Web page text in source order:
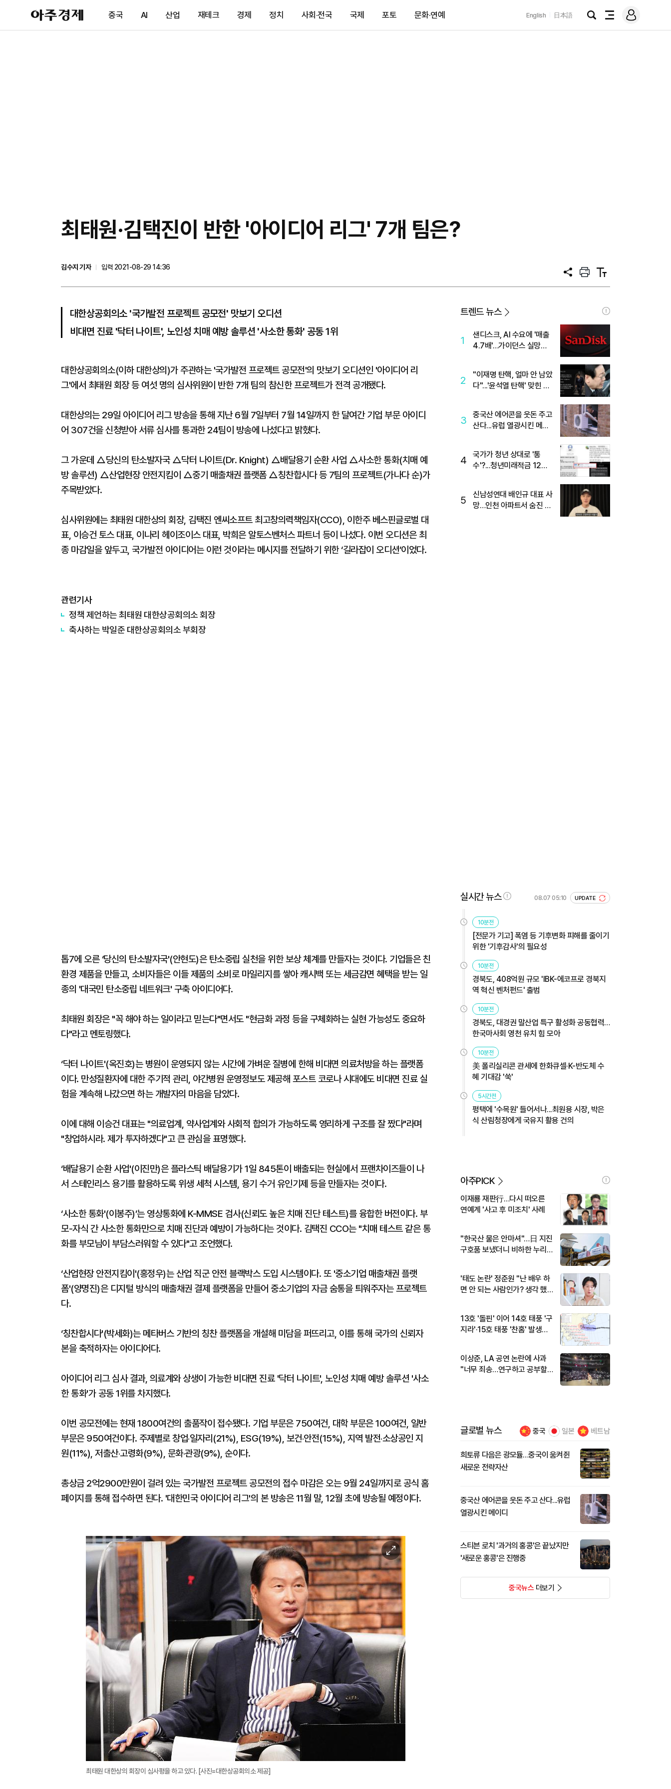
아
주
제
중국 AI 산업 재테크 경제 정치 사회·전국 국제 포토 문화·연예 English 日本語
검
전
메
그
최태원·김택진이 반한 '아이디어 리그' 7개 팀은?
김수지 기자
입력 2021-08-29 14:36
공
프
트
텍
트
대한상공회의소 '국가발전 프로젝트 공모전' 맛보기 오디션
비대면 진료 '닥터 나이트', 노인성 치매 예방 솔루션 '사소한 통화' 공동 1위
대한상공회의소(이하 대한상의)가 주관하는 '국가발전 프로젝트 공모전'의 맛보기 오디션인 '아이디어 리
그'에서 최태원 회장 등 여섯 명의 심사위원이 반한 7개 팀의 참신한 프로젝트가 전격 공개됐다.
대한상의는 29일 아이디어 리그 방송을 통해 지난 6월 7일부터 7월 14일까지 한 달여간 기업 부문 아이디
어 307건을 신청받아 서류 심사를 통과한 24팀이 방송에 나섰다고 밝혔다.
그 가운데 △당신의 탄소발자국 △닥터 나이트(Dr. Knight) △배달용기 순환 사업 △사소한 통화(치매 예
방 솔루션) △산업현장 안전지킴이 △중기 매출채권 플랫폼 △칭찬합시다 등 7팀의 프로젝트(가나다 순)가
주목받았다.
심사위원에는 최태원 대한상의 회장, 김택진 엔씨소프트 최고창의력책임자(CCO), 이한주 베스핀글로벌 대
표, 이승건 토스 대표, 이나리 헤이조이스 대표, 박희은 알토스벤처스 파트너 등이 나섰다. 이번 오디션은 최
종 마감일을 앞두고, 국가발전 아이디어는 이런 것이라는 메시지를 전달하기 위한 ‘길라잡이 오디션’이었다.
관련기사
정책 제언하는 ​​​​​​​최태원 대한상공회의소 회장
축사하는 ​​​​​​​박일준 대한상공회의소 부회장
톱7에 오른 ‘당신의 탄소발자국'(안현도)은 탄소중립 실천을 위한 보상 체계를 만들자는 것이다. 기업들은 친
환경 제품을 만들고, 소비자들은 이들 제품의 소비로 마일리지를 쌓아 캐시백 또는 세금감면 혜택을 받는 일
종의 '대국민 탄소중립 네트워크' 구축 아이디어다.
최태원 회장은 "꼭 해야 하는 일이라고 믿는다"면서도 "현금화 과정 등을 구체화하는 실현 가능성도 중요하
다"라고 멘토링했다.
‘닥터 나이트'(옥진호)는 병원이 운영되지 않는 시간에 가벼운 질병에 한해 비대면 의료처방을 하는 플랫폼
이다. 만성질환자에 대한 주기적 관리, 야간병원 운영정보도 제공해 포스트 코로나 시대에도 비대면 진료 실
험을 계속해 나갔으면 하는 개발자의 마음을 담았다.
이에 대해 이승건 대표는 "의료업계, 약사업계와 사회적 합의가 가능하도록 영리하게 구조를 잘 짰다"라며
"창업하시라. 제가 투자하겠다"고 큰 관심을 표명했다.
‘배달용기 순환 사업'(이진만)은 플라스틱 배달용기가 1일 845톤이 배출되는 현실에서 프랜차이즈들이 나
서 스테인리스 용기를 활용하도록 위생 세척 시스템, 용기 수거 유인기제 등을 만들자는 것이다.
‘사소한 통화'(이봉주)’는 영상통화에 K-MMSE 검사(신뢰도 높은 치매 진단 테스트)를 융합한 버전이다. 부
모-자식 간 사소한 통화만으로 치매 진단과 예방이 가능하다는 것이다. 김택진 CCO는 "치매 테스트 같은 통
화를 부모님이 부담스러워할 수 있다"고 조언했다.
‘산업현장 안전지킴이'(홍정우)는 산업 직군 안전 블랙박스 도입 시스템이다. 또 '중소기업 매출채권 플랫
폼'(양명진)은 디지털 방식의 매출채권 결제 플랫폼을 만들어 중소기업의 자금 숨통을 틔워주자는 프로젝트
다.
‘칭찬합시다'(박세화)는 메타버스 기반의 칭찬 플랫폼을 개설해 미담을 퍼뜨리고, 이를 통해 국가의 신뢰자
본을 축적하자는 아이디어다.
아이디어 리그 심사 결과, 의료계와 상생이 가능한 비대면 진료 '닥터 나이트', 노인성 치매 예방 솔루션 '사소
한 통화'가 공동 1위를 차지했다.
이번 공모전에는 현재 1800여건의 출품작이 접수됐다. 기업 부문은 750여건, 대학 부문은 100여건, 일반
부문은 950여건이다. 주제별로 창업‧일자리(21%), ESG(19%), 보건‧안전(15%), 지역 발전‧소상공인 지
원(11%), 저출산‧고령화(9%), 문화‧관광(9%), 순이다.
총상금 2억2900만원이 걸려 있는 국가발전 프로젝트 공모전의 접수 마감은 오는 9월 24일까지로 공식 홈
페이지를 통해 접수하면 된다. '대한민국 아이디어 리그'의 본 방송은 11월 말, 12월 초에 방송될 예정이다.
이
미
지
확
대
최태원 대한상의 회장이 심사평을 하고 있다. [사진=대한상공회의소 제공]
트렌드 뉴스
1
샌디스크, AI 수요에 '매출
4.7배'…가이던스 실망에
2
"이재명 탄핵, 얼마 안 남았
다"...'윤석열 탄핵' 맞힌 무
3
중국산 에어콘을 웃돈 주고
산다...유럽 열광시킨 메이
4
국가가 청년 상대로 '통
수'?...청년미래적금 12%
5
신남성연대 배인규 대표 사
망…인천 아파트서 숨진 채
실시간 뉴스 08.07 05:10 UPDATE
10분전
[전문가 기고] 폭염 등 기후변화 피해를 줄이기
위한 '기후감사'의 필요성
10분전
경북도, 408억원 규모 'IBK-에코프로 경북지
역 혁신 벤처펀드' 출범
10분전
경북도, 대경권 말산업 특구 활성화 공동협력…
한국마사회 영천 유치 힘 모아
10분전
美 폴리실리콘 관세에 한화큐셀·K-반도체 수
혜 기대감 '쑥'
5시간전
평택에 '수목원' 들어서나...최원용 시장, 박은
식 산림청장에게 국유지 활용 건의
아주PICK
이재룡 재판行…다시 떠오른
연예계 '사고 후 미조치' 사례
"한국산 물은 안마셔"…日 지진
구호품 보냈더니 비하한 누리
'태도 논란' 정준원 "난 배우 하
면 안 되는 사람인가? 생각 했
13호 '돌핀' 이어 14호 태풍 '구
지라'·15호 태풍 '찬홈' 발생…
이상준, LA 공연 논란에 사과
"너무 죄송…연구하고 공부할
글로벌 뉴스 중국 일본 베트남
희토류 다음은 광모듈…중국이 움켜쥔
새로운 전략자산
중국산 에어콘을 웃돈 주고 산다...유럽
열광시킨 메이디
스티븐 로치 '과거의 홍콩'은 끝났지만
'새로운 홍콩'은 진행중
중국뉴스더보기